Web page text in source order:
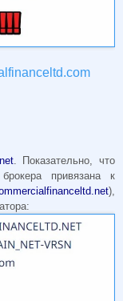
. Показательно, что
привязана к
),